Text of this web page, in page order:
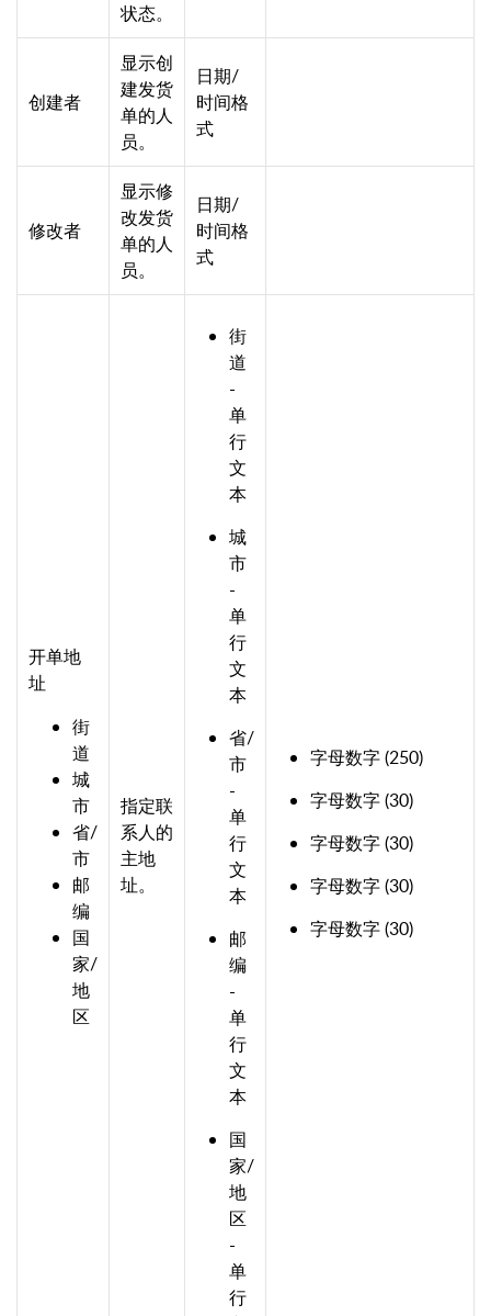
状态。
创建者
显示创
建发货
单的人
员。
日期/
时间格
式
修改者
显示修
改发货
单的人
员。
日期/
时间格
式
开单地
址
街
道
城
市
省/
市
邮
编
国
家/
地
区
指定联
系人的
主地
址。
街
道
-
单
行
文
本
城
市
-
单
行
文
本
省/
市
-
单
行
文
本
邮
编
-
单
行
文
本
国
家/
地
区
-
单
行
字母数字 (250)
字母数字 (30)
字母数字 (30)
字母数字 (30)
字母数字 (30)